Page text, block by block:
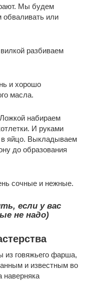
Мы будем
обваливать или
разбиваем
и хорошо
масла.
набираем
И руками
в яйцо. Выкладываем
до образования
сочные и нежные.
если у вас
не надо)
из говяжьего фарша,
и известным во
наверняка